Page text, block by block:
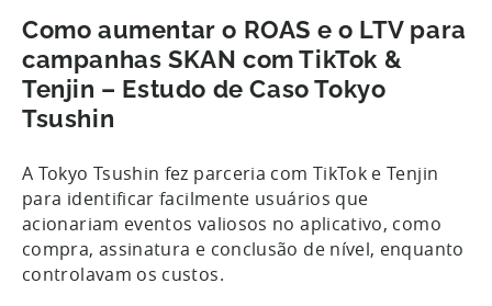
Como aumentar o ROAS e o LTV para
campanhas SKAN com TikTok &
Tenjin – Estudo de Caso Tokyo
Tsushin
A Tokyo Tsushin fez parceria com TikTok e Tenjin
para identificar facilmente usuários que
acionariam eventos valiosos no aplicativo, como
compra, assinatura e conclusão de nível, enquanto
controlavam os custos.